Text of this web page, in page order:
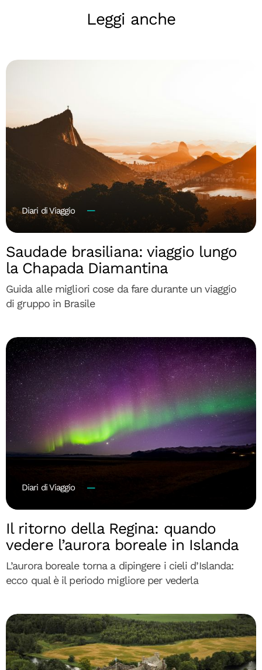
Leggi anche
Diari di Viaggio
Saudade brasiliana: viaggio lungo
la Chapada Diamantina
Guida alle migliori cose da fare durante un viaggio
di gruppo in Brasile
Diari di Viaggio
Il ritorno della Regina: quando
vedere l’aurora boreale in Islanda
L’aurora boreale torna a dipingere i cieli d’Islanda:
ecco qual è il periodo migliore per vederla